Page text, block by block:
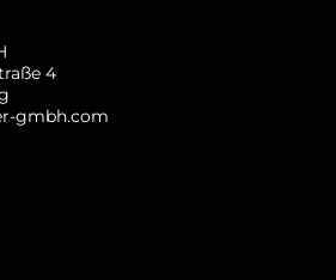
4
gmbh.com